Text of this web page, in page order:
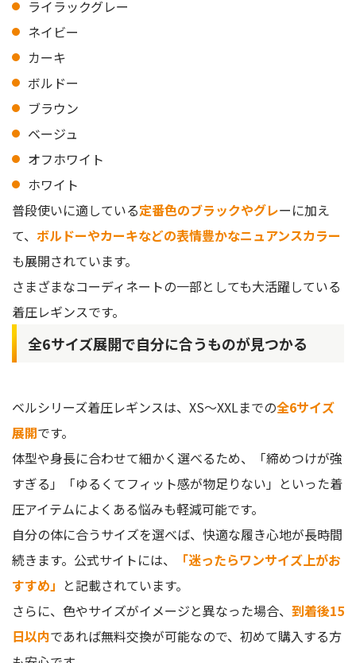
ライラックグレー
ネイビー
カーキ
ボルドー
ブラウン
ベージュ
オフホワイト
ホワイト
普段使いに適している定番色のブラックやグレーに加え
て、 ボルドーやカーキなどの表情豊かなニュアンスカラー
も展開されています。
さまざまなコーディネートの一部としても大活躍している
着圧レギンスです。
全6サイズ展開で自分に合うものが見つかる
ベルシリーズ着圧レギンスは、XS〜XXLまでの全6サイズ
展開です。
体型や身長に合わせて細かく選べるため、「締めつけが強
すぎる」「ゆるくてフィット感が物足りない」といった着
圧アイテムによくある悩みも軽減可能です。
自分の体に合うサイズを選べば、快適な履き心地が長時間
続きます。公式サイトには、
「迷ったらワンサイズ上がお
すすめ」 と記載されています。
さらに、色やサイズがイメージと異なった場合、 到着後15
日以内であれば無料交換が可能なので、初めて購入する方